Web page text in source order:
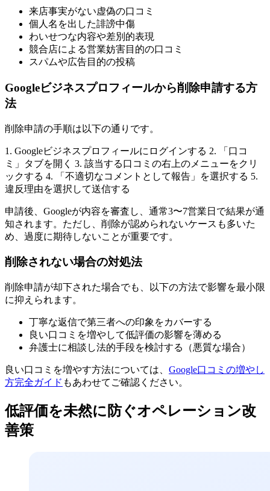
来店事実がない虚偽の口コミ
個人名を出した誹謗中傷
わいせつな内容や差別的表現
競合店による営業妨害目的の口コミ
スパムや広告目的の投稿
Googleビジネスプロフィールから削除申請する方
法
削除申請の手順は以下の通りです。
1. Googleビジネスプロフィールにログインする 2. 「口コ
ミ」タブを開く 3. 該当する口コミの右上のメニューをクリ
ックする 4. 「不適切なコメントとして報告」を選択する 5.
違反理由を選択して送信する
申請後、Googleが内容を審査し、通常3〜7営業日で結果が通
知されます。ただし、削除が認められないケースも多いた
め、過度に期待しないことが重要です。
削除されない場合の対処法
削除申請が却下された場合でも、以下の方法で影響を最小限
に抑えられます。
丁寧な返信で第三者への印象をカバーする
良い口コミを増やして低評価の影響を薄める
弁護士に相談し法的手段を検討する（悪質な場合）
良い口コミを増やす方法については、 Google口コミの増やし
方完全ガイド もあわせてご確認ください。
低評価を未然に防ぐオペレーション改
善策